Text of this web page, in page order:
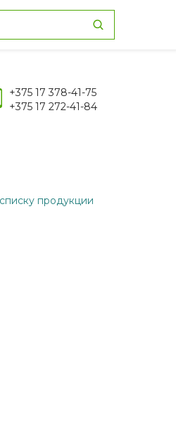
+375 17 378-41-75
+375 17 272-41-84
продукции